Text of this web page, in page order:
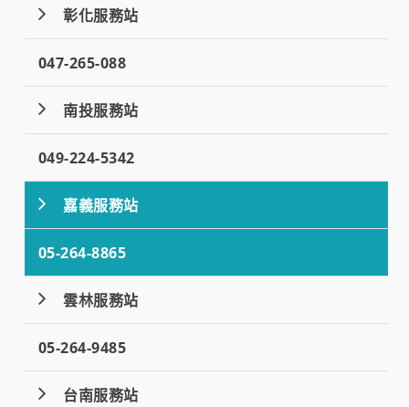
彰化服務站
047-265-088
南投服務站
049-224-5342
嘉義服務站
05-264-8865
雲林服務站
05-264-9485
台南服務站